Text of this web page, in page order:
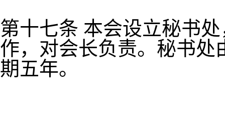
第十七条 本会设立秘书
作，对会长负责。秘书处
期五年。